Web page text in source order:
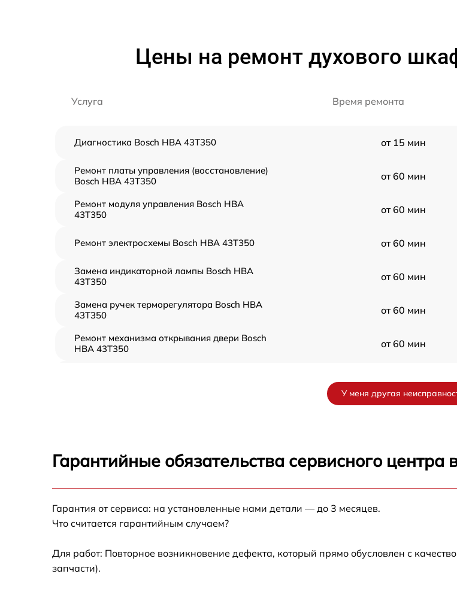
Цены на ремонт духового
Услуга Время ремонта
Диагностика Bosch HBA 43T350 от 15 мин
Ремонт платы управления (восстановление)
Bosch HBA 43T350
от 60 мин
Ремонт модуля управления Bosch HBA
43T350
от 60 мин
Ремонт электросхемы Bosch HBA 43T350 от 60 мин
Замена индикаторной лампы Bosch HBA
43T350
от 60 мин
Замена ручек терморегулятора Bosch HBA
43T350
от 60 мин
Ремонт механизма открывания двери Bosch
HBA 43T350
от 60 мин
Замена термодатчика Bosch HBA 43T350
43T350
У меня другая
Гарантийные обязательства сервисного центра
Гарантия от сервиса: на установленные нами детали — до 3 месяцев.
Что считается гарантийным случаем?
Для работ: Повторное возникновение дефекта, который прямо обусловлен с
запчасти).